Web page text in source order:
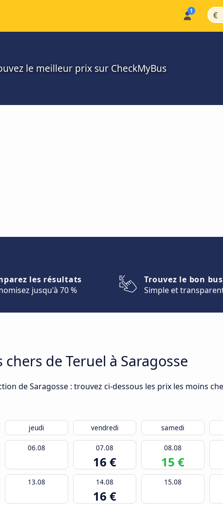
€ |
le meilleur prix sur CheckMyBus
les résultats
jusqu'à 70 %
Trouvez le bon
Simple et
de Teruel à Saragosse
de Saragosse : trouvez ci-dessous les prix les moins
jeudi vendredi samedi
06.08 07.08
16 €
08.08
15 €
13.08 14.08
16 €
15.08